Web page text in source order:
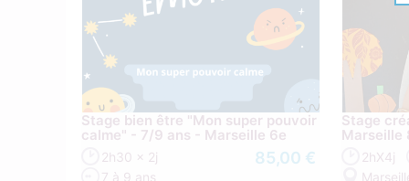
Stage bien être "Mon super pouvoir
calme" - 7/9 ans - Marseille 6e
2h30 x 2j
7 à 9 ans
85,00 €
Stage
Marseille
2hX4j